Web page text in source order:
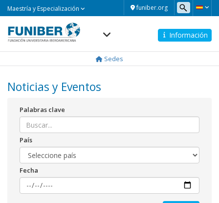
funiber.org
Maestría y Especialización
Información
Sedes
Noticias y Eventos
Palabras clave
País
Fecha